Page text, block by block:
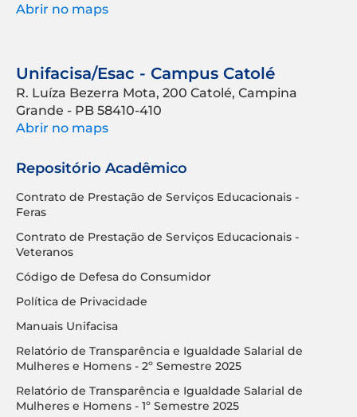
Abrir no maps
Unifacisa/Esac - Campus Catolé
R. Luíza Bezerra Mota, 200 Catolé, Campina
Grande - PB 58410-410
Abrir no maps
Repositório Acadêmico
Contrato de Prestação de Serviços Educacionais -
Feras
Contrato de Prestação de Serviços Educacionais -
Veteranos
Código de Defesa do Consumidor
Política de Privacidade
Manuais Unifacisa
Relatório de Transparência e Igualdade Salarial de
Mulheres e Homens - 2º Semestre 2025
Relatório de Transparência e Igualdade Salarial de
Mulheres e Homens - 1º Semestre 2025